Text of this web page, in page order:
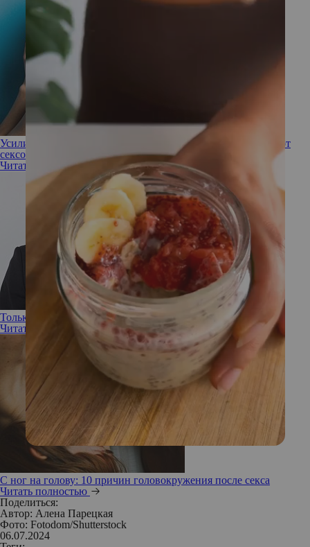
Усиливаем сексуальную привлекательность: 10 лайфхаков от
сексолога
Читать полностью
Только она! Каких женщин желают мужчины
Читать полностью
С ног на голову: 10 причин головокружения после секса
Читать полностью
Поделиться:
Автор: Алена Парецкая
Фото: Fotodom/Shutterstock
06.07.2024